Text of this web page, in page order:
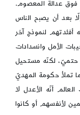
فوق عدالة المعصوم.
بعد أن يصبح الناس
لنموذج آخر
الأمل وانسدادات
حتميّ، لكنّه مستحيل
تملأ حكومة المهديّ
أنّه الأعدل لا
لأنفسهم أو كانوا